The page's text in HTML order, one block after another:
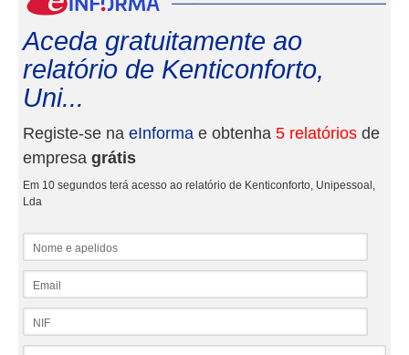
Aceda gratuitamente ao
relatório de Kenticonforto,
Uni...
Registe-se na eInforma e obtenha 5 relatórios de
empresa grátis
Em 10 segundos terá acesso ao relatório de Kenticonforto, Unipessoal,
Lda